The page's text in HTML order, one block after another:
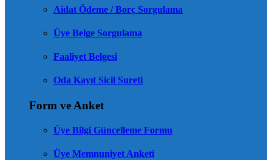
Aidat Ödeme / Borç Sorgulama
Üye Belge Sorgulama
Faaliyet Belgesi
Oda Kayıt Sicil Sureti
Form ve Anket
Üye Bilgi Güncelleme Formu
Üye Memnuniyet Anketi